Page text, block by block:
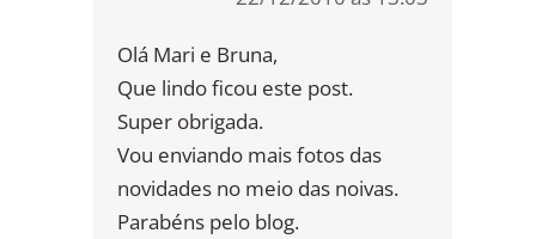
Olá Mari e Bruna,
Que lindo ficou este post.
Super obrigada.
Vou enviando mais fotos das
novidades no meio das noivas.
Parabéns pelo blog.